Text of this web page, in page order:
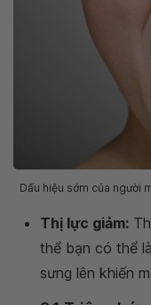
Dấu hiệu sớm của người
Thị lực giảm:
thể bạn có thể
sưng lên khiến